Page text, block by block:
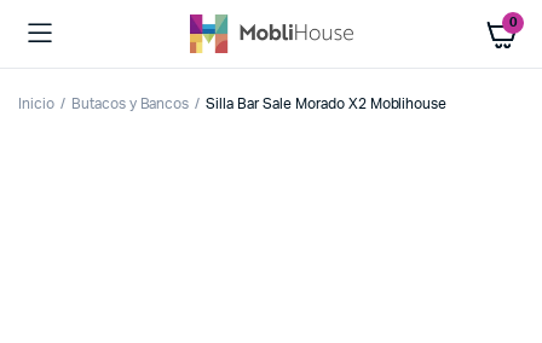
0
Inicio Butacos y Bancos Silla Bar Sale Morado X2 Moblihouse